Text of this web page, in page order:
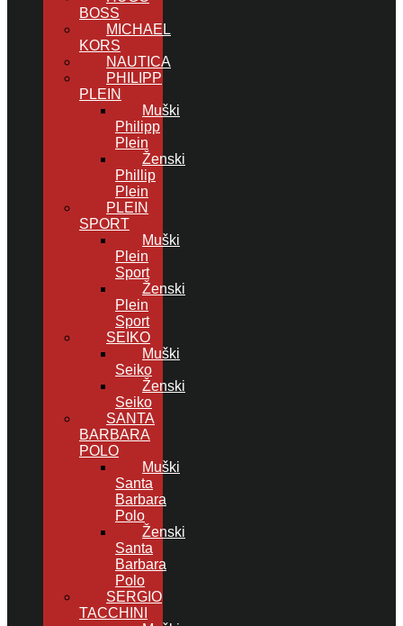
BOSS
MICHAEL
KORS
NAUTICA
PHILIPP
PLEIN
Muški
Philipp
Plein
Ženski
Phillip
Plein
PLEIN
SPORT
Muški
Plein
Sport
Ženski
Plein
Sport
SEIKO
Muški
Seiko
Ženski
Seiko
SANTA
BARBARA
POLO
Muški
Santa
Barbara
Polo
Ženski
Santa
Barbara
Polo
SERGIO
TACCHINI